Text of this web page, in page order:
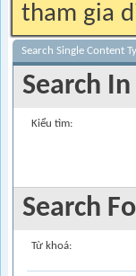
tham gia
Search Single Content
Search In
Kiểu tìm:
Search
Từ khoá: